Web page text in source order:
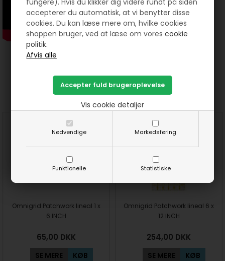
fungere). Hvis du klikker dig videre rundt på siden
accepterer du automatisk, at vi benytter disse
cookies. Du kan læse mere om, hvilke cookies
shoppen bruger, ved at læse om vorescookie
politik.
Nødvendige Markedsføring
Funktionelle Statistiske
Vis cookie detaljer
Prøv lige at se her:
Omnigrid Patchwork lineal 1 x
6 INCH
65,00 DKK
SE MERE KØB
Omnigrid Patchwork lineal 6 x
12 INCH
254,00 DKK
SE MERE KØB